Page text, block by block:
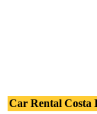
Car Rental Costa